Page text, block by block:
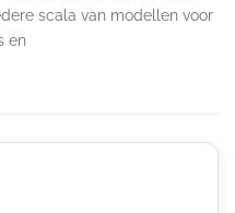
scala van modellen voor
en